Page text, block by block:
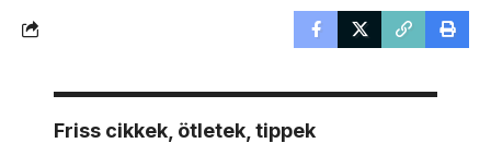
Friss cikkek, ötletek, tippek